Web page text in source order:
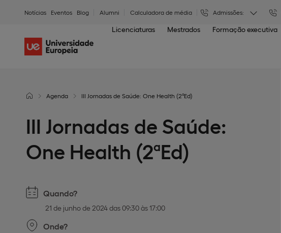
Notícias Eventos Blog Alumni Calculadora de média Admissões:
Licenciaturas Mestrados Formação executiva
Agenda III Jornadas de Saúde: One Health (2ªEd)
III Jornadas de Saúde:
One Health (2ªEd)
Quando?
21 de junho de 2024 das 09:30 às 17:00
Onde?